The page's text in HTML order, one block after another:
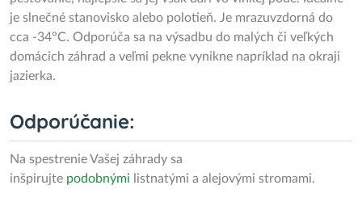
je slnečné stanovisko alebo polotieň. Je mrazuvzdorná do
cca -34°C. Odporúča sa na výsadbu do malých či veľkých
domácich záhrad a veľmi pekne vynikne napríklad na okraji
jazierka.
Odporúčanie:
Na spestrenie Vašej záhrady sa
inšpirujte podobnými listnatými a alejovými stromami.